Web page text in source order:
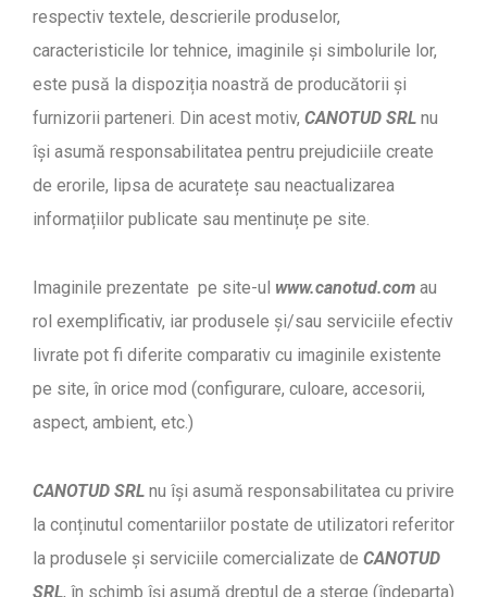
respectiv textele, descrierile produselor,
caracteristicile lor tehnice, imaginile și simbolurile lor,
este pusă la dispoziția noastră de producătorii și
furnizorii parteneri. Din acest motiv, CANOTUD SRL nu
își asumă responsabilitatea pentru prejudiciile create
de erorile, lipsa de acuratețe sau neactualizarea
informațiilor publicate sau mentinuțe pe site.
Imaginile prezentate pe site-ul www.canotud.com au
rol exemplificativ, iar produsele și/sau serviciile efectiv
livrate pot fi diferite comparativ cu imaginile existente
pe site, în orice mod (configurare, culoare, accesorii,
aspect, ambient, etc.)
CANOTUD SRL nu își asumă responsabilitatea cu privire
la conținutul comentariilor postate de utilizatori referitor
la produsele și serviciile comercializate de CANOTUD
SRL, în schimb își asumă dreptul de a șterge (îndeparta)